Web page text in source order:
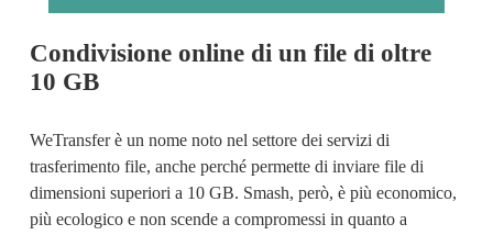
Condivisione online di un file di oltre
10 GB
WeTransfer è un nome noto nel settore dei servizi di
trasferimento file, anche perché permette di inviare file di
dimensioni superiori a 10 GB. Smash, però, è più economico,
più ecologico e non scende a compromessi in quanto a